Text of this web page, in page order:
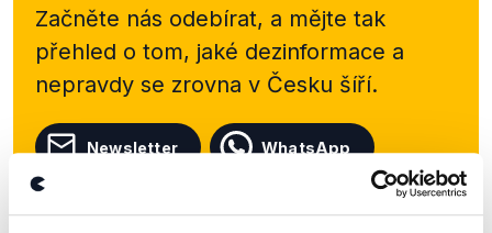
Začněte nás odebírat, a mějte tak
přehled o tom, jaké dezinformace a
nepravdy se zrovna v Česku šíří.
Newsletter WhatsApp